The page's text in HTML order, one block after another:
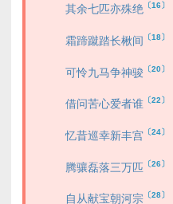
其余七匹亦殊绝 〔16〕
霜蹄蹴踏长楸间 〔18〕
可怜九马争神骏 〔20〕
借问苦心爱者谁 〔22〕
忆昔巡幸新丰宫 〔24〕
腾骧磊落三万匹 〔26〕
自从献宝朝河宗 〔28〕